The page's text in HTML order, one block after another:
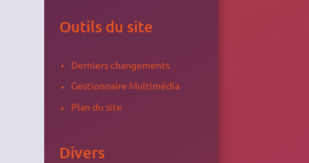
Outils du site
Derniers changements
Gestionnaire Multimédia
Plan du site
Divers